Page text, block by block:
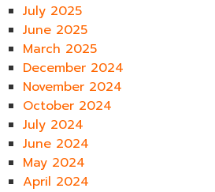
July 2025
June 2025
March 2025
December 2024
November 2024
October 2024
July 2024
June 2024
May 2024
April 2024